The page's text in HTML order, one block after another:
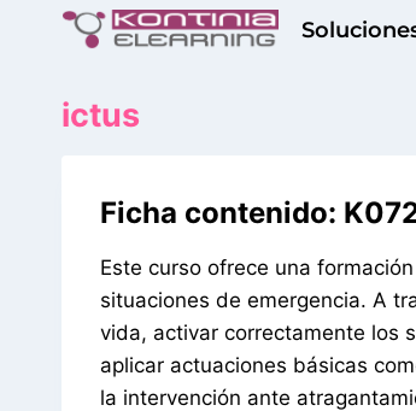
ictus
Ficha contenido:
Este curso ofrece una
situaciones de emergencia. A
vida, activar correctamente los
aplicar actuaciones básicas
la intervención ante